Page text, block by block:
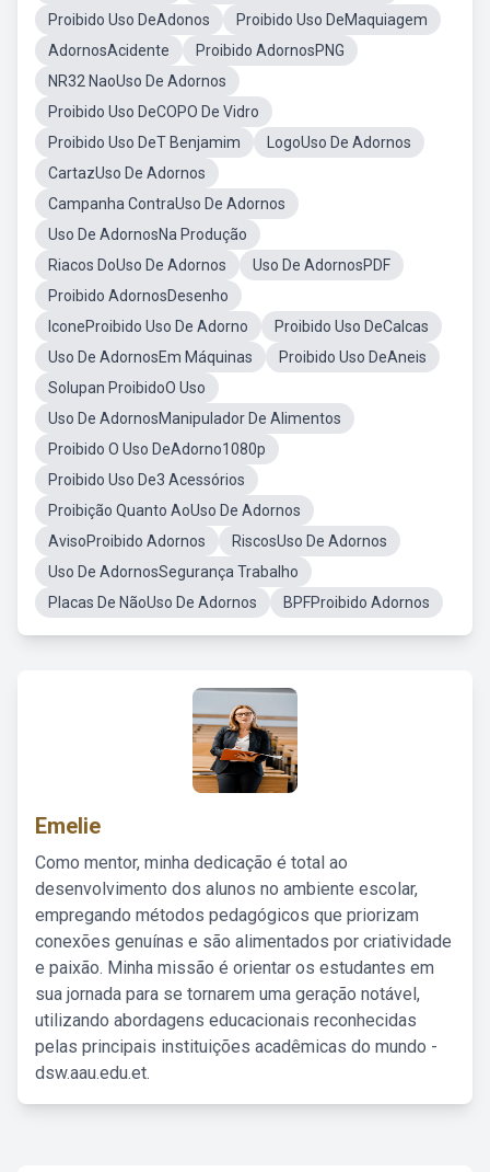
Proibido Uso DeAdonos
Proibido Uso DeMaquiagem
AdornosAcidente
Proibido AdornosPNG
NR32 NaoUso De Adornos
Proibido Uso DeCOPO De Vidro
Proibido Uso DeT Benjamim
LogoUso De Adornos
CartazUso De Adornos
Campanha ContraUso De Adornos
Uso De AdornosNa Produção
Riacos DoUso De Adornos
Uso De AdornosPDF
Proibido AdornosDesenho
IconeProibido Uso De Adorno
Proibido Uso DeCalcas
Uso De AdornosEm Máquinas
Proibido Uso DeAneis
Solupan ProibidoO Uso
Uso De AdornosManipulador De Alimentos
Proibido O Uso DeAdorno1080p
Proibido Uso De3 Acessórios
Proibição Quanto AoUso De Adornos
AvisoProibido Adornos
RiscosUso De Adornos
Uso De AdornosSegurança Trabalho
Placas De NãoUso De Adornos
BPFProibido Adornos
Emelie
Como mentor, minha dedicação é total ao
desenvolvimento dos alunos no ambiente escolar,
empregando métodos pedagógicos que priorizam
conexões genuínas e são alimentados por criatividade
e paixão. Minha missão é orientar os estudantes em
sua jornada para se tornarem uma geração notável,
utilizando abordagens educacionais reconhecidas
pelas principais instituições acadêmicas do mundo -
dsw.aau.edu.et.